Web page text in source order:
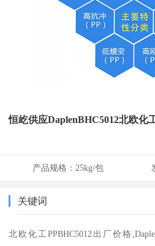
恒屹供应DaplenBHC5012北欧化
产品规格： 25kg/包
关键词
北欧化工PPBHC5012出厂价格